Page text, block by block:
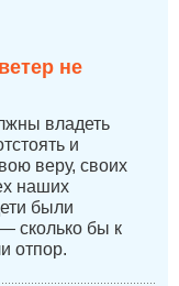
не
владеть
и
веру, своих
наших
были
сколько бы к
отпор.